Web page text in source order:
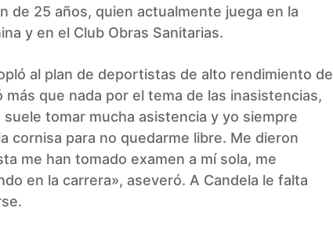
de 25 años, quien actualmente juega en la
y en el Club Obras Sanitarias.
al plan de deportistas de alto rendimiento de
más que nada por el tema de las inasistencias,
tomar mucha asistencia y yo siempre
cornisa para no quedarme libre. Me dieron
me han tomado examen a mí sola, me
en la carrera», aseveró. A Candela le falta